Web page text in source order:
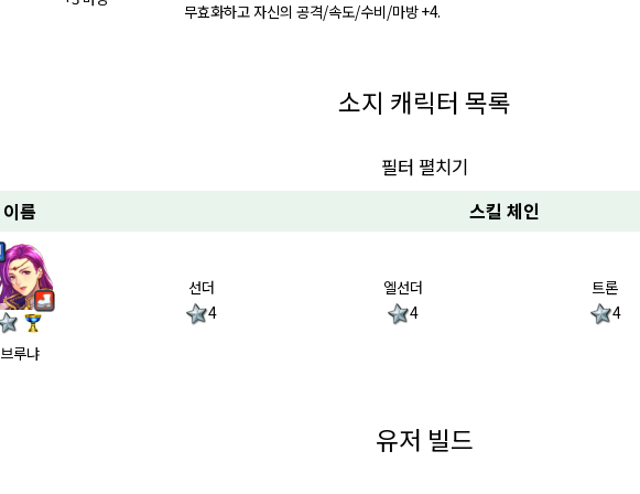
무효화하고 자신의 공격/속도/수비/마방 +4.
소지 캐릭터 목록
필터 펼치기
이름
스킬 체인
브루냐
선더
4
엘선더
4
트론
4
유저 빌드